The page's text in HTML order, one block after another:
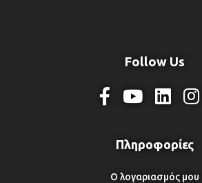
Follow Us
Ο λογαριασμός μου